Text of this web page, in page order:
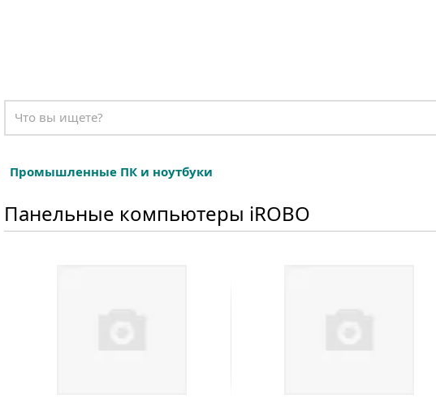
Промышленные ПК и ноутбуки
Панельные компьютеры iROBO